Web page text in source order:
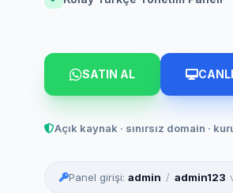
SATIN AL
Açık kaynak · sınırsız domain ·
Panel girişi:admin / admin123